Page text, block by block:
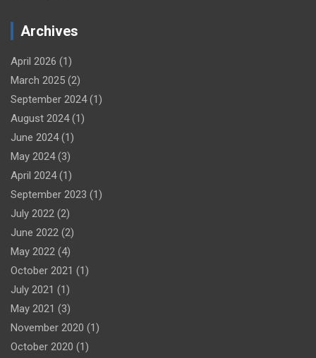
Archives
April 2026 (1)
March 2025 (2)
September 2024(1)
August 2024(1)
June 2024(1)
May 2024(3)
April 2024(1)
September 2023 (1)
July 2022 (2)
June 2022 (2)
May 2022 (4)
October 2021 (1)
July 2021 (1)
May 2021 (3)
November 2020 (1)
October 2020 (1)